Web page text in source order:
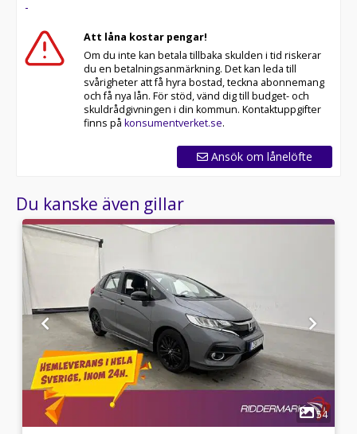
Besökstider i butik:
RIDDERMARK BIL TRYGGHETSPAKET:
Skydda din bil med vårt trygghetspaket. Välj mellan 12-
60 månaders garanti och komplettera med extra
hjuluppsättningar till bra priser. Gör ditt bilköp tryggt
och enkelt hos oss.
Med korta lagertider försvinner våra bilar snabbt! Ring
oss idag för att reservera din bil: 021-540 08 00. Vi
fri försäkring från Folksam.
Se hur vi genomför våra tester här:
Välkomna!
Utrustning/Tillbehör:
Sport,Backkamera,Navigation,Skinnklädsel,Helskinn,Elstol
med minne
förare/
uttag,Fjärrstyrt centrallås,Avstängningsbar
airbag,Bluetooth,ISOFIX,Elhissar fram och
bak,Elinfällbara sidospeglar,Sätesvärme
fram,Start/stopp-funktion,Svensksåld,Röd kaross
-
Att låna kostar pengar!
Om du inte kan betala tillbaka skulden i tid riskerar
du en betalningsanmärkning. Det kan leda till
svårigheter att få hyra bostad, teckna abonnemang
och få nya lån. För stöd, vänd dig till budget- och
skuldrådgivningen i din kommun. Kontaktuppgifter
finns på konsumentverket.se.
Ansök om lånelöfte
Du kanske även gillar
54